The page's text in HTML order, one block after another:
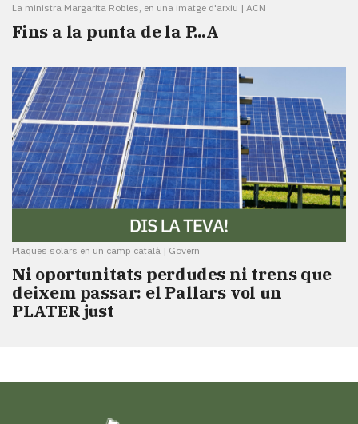
La ministra Margarita Robles, en una imatge d'arxiu | ACN
Fins a la punta de la P...A
Plaques solars en un camp català | Govern
Ni oportunitats perdudes ni trens que
deixem passar: el Pallars vol un
PLATER just